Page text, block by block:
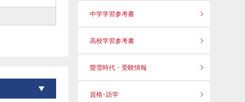
中学学習参考書
高校学習参考書
螢雪時代・受験情報
資格･語学